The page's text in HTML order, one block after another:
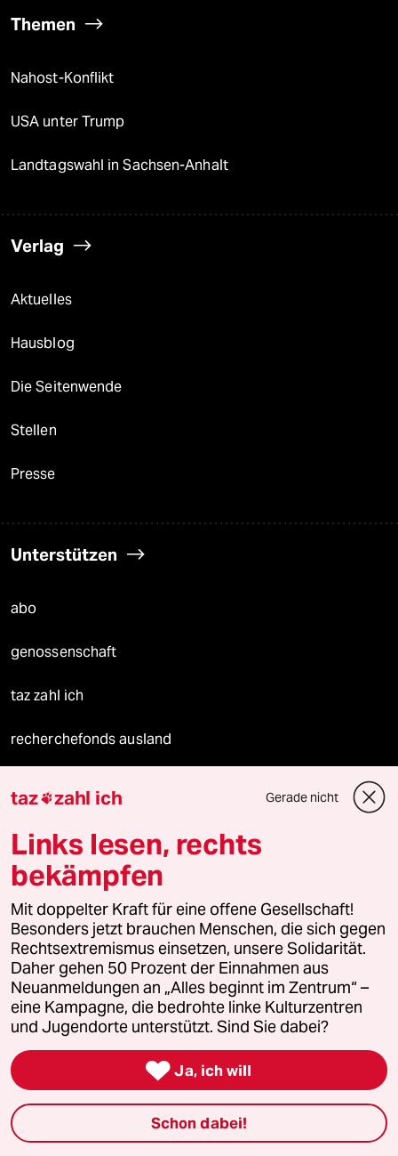
Themen
Nahost-Konflikt
USA unter Trump
Landtagswahl in Sachsen-Anhalt
Verlag
Aktuelles
Hausblog
Die Seitenwende
Stellen
Presse
Unterstützen
abo
genossenschaft
taz zahl ich
recherchefonds ausland
Podcast
bundestalk
fernverbindung
klima update°
Mauerecho
Freie Rede
taz zahl ich Gerade nicht
Links lesen, rechts
bekämpfen
Mit doppelter Kraft für eine offene Gesellschaft!
Besonders jetzt brauchen Menschen, die sich gegen
Rechtsextremismus einsetzen, unsere Solidarität.
Daher gehen 50 Prozent der Einnahmen aus
Neuanmeldungen an „Alles beginnt im Zentrum“ –
eine Kampagne, die bedrohte linke Kulturzentren
und Jugendorte unterstützt. Sind Sie dabei?
 Ja, ich will
Schon dabei!